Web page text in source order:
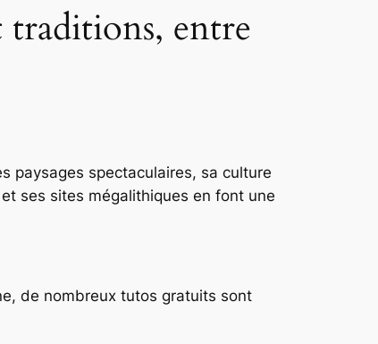
traditions, entre
paysages spectaculaires, sa culture
ses sites mégalithiques en font une
de nombreux tutos gratuits sont